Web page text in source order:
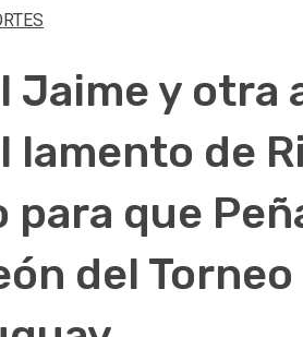
Jaime y otra
lamento de
para que
del